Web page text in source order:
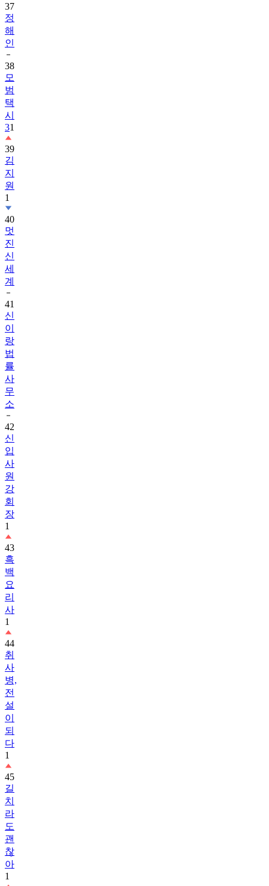
37
정
해
인
38
모
범
택
시
31
39
김
지
원
1
40
멋
진
신
세
계
41
신
이
랑
법
률
사
무
소
42
신
입
사
원
강
회
장
1
43
흑
백
요
리
사
1
44
취
사
병,
전
설
이
되
다
1
45
길
치
라
도
괜
찮
아
1